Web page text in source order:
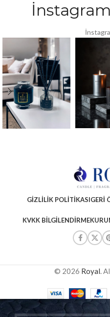
GIZLILIK POLITIKASIGERI
KVKK BILGILENDIRME
© 2026 Royal.